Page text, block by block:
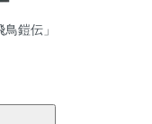
鎧伝」